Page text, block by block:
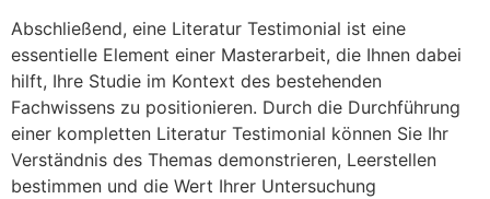
Abschließend, eine Literatur Testimonial ist eine
essentielle Element einer Masterarbeit, die Ihnen dabei
hilft, Ihre Studie im Kontext des bestehenden
Fachwissens zu positionieren. Durch die Durchführung
einer kompletten Literatur Testimonial können Sie Ihr
Verständnis des Themas demonstrieren, Leerstellen
bestimmen und die Wert Ihrer Untersuchung